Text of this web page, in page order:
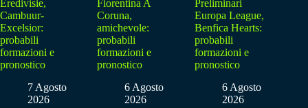
Eredivisie,
Cambuur-
Excelsior:
probabili
formazioni e
pronostico
7 Agosto
2026
Fiorentina A
Coruna,
amichevole:
probabili
formazioni e
pronostico
6 Agosto
2026
Preliminari
Europa League,
Benfica Hearts:
probabili
formazioni e
pronostico
6 Agosto
2026